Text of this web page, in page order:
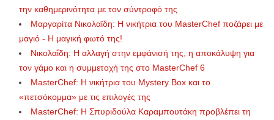
την καθημερινότητα με τον σύντροφό της
Μαργαρίτα Νικολαϊδη: Η νικήτρια του MasterChef ποζάρει με
μαγιό - Η μαγική φωτό της!
Νικολαΐδη: Η αλλαγή στην εμφάνισή της, η αποκάλυψη για
τον γάμο και η συμμετοχή της στo MasterChef 6
MasterChef: Η νικήτρια του Mystery Box και το
«πετσόκομμα» με τις επιλογές της
MasterChef: Η Σπυριδούλα Καραμπουτάκη προβλέπει τη